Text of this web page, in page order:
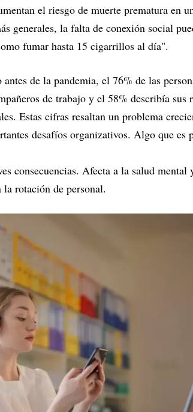
el riesgo de muerte prematura en
generales, la falta de conexión social
fumar hasta 15 cigarrillos al día".
de la pandemia, el 76% de las
de trabajo y el 58% describía sus
Estas cifras resaltan un problema
desafíos organizativos. Algo que es
consecuencias. Afecta a la salud mental
rotación de personal.